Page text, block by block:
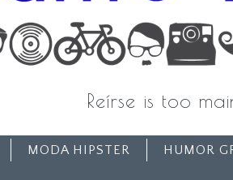
Reírse is too
MODA HIPSTER HUMOR